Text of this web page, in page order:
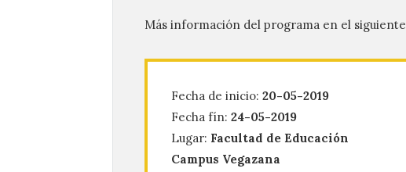
Más información del programa en el siguiente
Fecha de inicio: 20-05-2019
Fecha fín: 24-05-2019
Lugar: Facultad de Educación
Campus Vegazana